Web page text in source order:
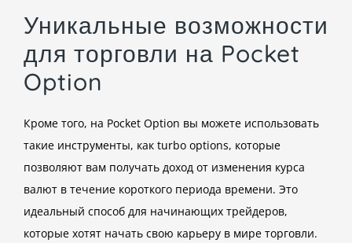
Уникальные возможности
для торговли на Pocket
Option
Кроме того, на Pocket Option вы можете использовать
такие инструменты, как turbo options, которые
позволяют вам получать доход от изменения курса
валют в течение короткого периода времени. Это
идеальный способ для начинающих трейдеров,
которые хотят начать свою карьеру в мире торговли.